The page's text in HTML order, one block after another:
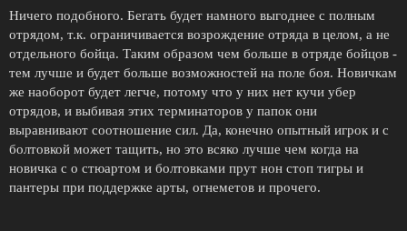
Ничего подобного. Бегать будет намного выгоднее с полным
отрядом, т.к. ограничивается возрождение отряда в целом, а не
отдельного бойца. Таким образом чем больше в отряде бойцов -
тем лучше и будет больше возможностей на поле боя. Новичкам
же наоборот будет легче, потому что у них нет кучи убер
отрядов, и выбивая этих терминаторов у папок они
выравнивают соотношение сил. Да, конечно опытный игрок и с
болтовкой может тащить, но это всяко лучше чем когда на
новичка с о стюартом и болтовками прут нон стоп тигры и
пантеры при поддержке арты, огнеметов и прочего.